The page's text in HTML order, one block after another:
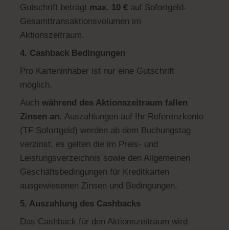
Gutschrift beträgt max. 10 € auf Sofortgeld-
Gesamttransaktionsvolumen im
Aktionszeitraum.
4. Cashback Bedingungen
Pro Karteninhaber ist nur eine Gutschrift
möglich.
Auch während des Aktionszeitraum fallen
Zinsen an. Auszahlungen auf Ihr Referenzkonto
(TF Sofortgeld) werden ab dem Buchungstag
verzinst, es gelten die im Preis- und
Leistungsverzeichnis sowie den Allgemeinen
Geschäftsbedingungen für Kreditkarten
ausgewiesenen Zinsen und Bedingungen.
5. Auszahlung des Cashbacks
Das Cashback für den Aktionszeitraum wird